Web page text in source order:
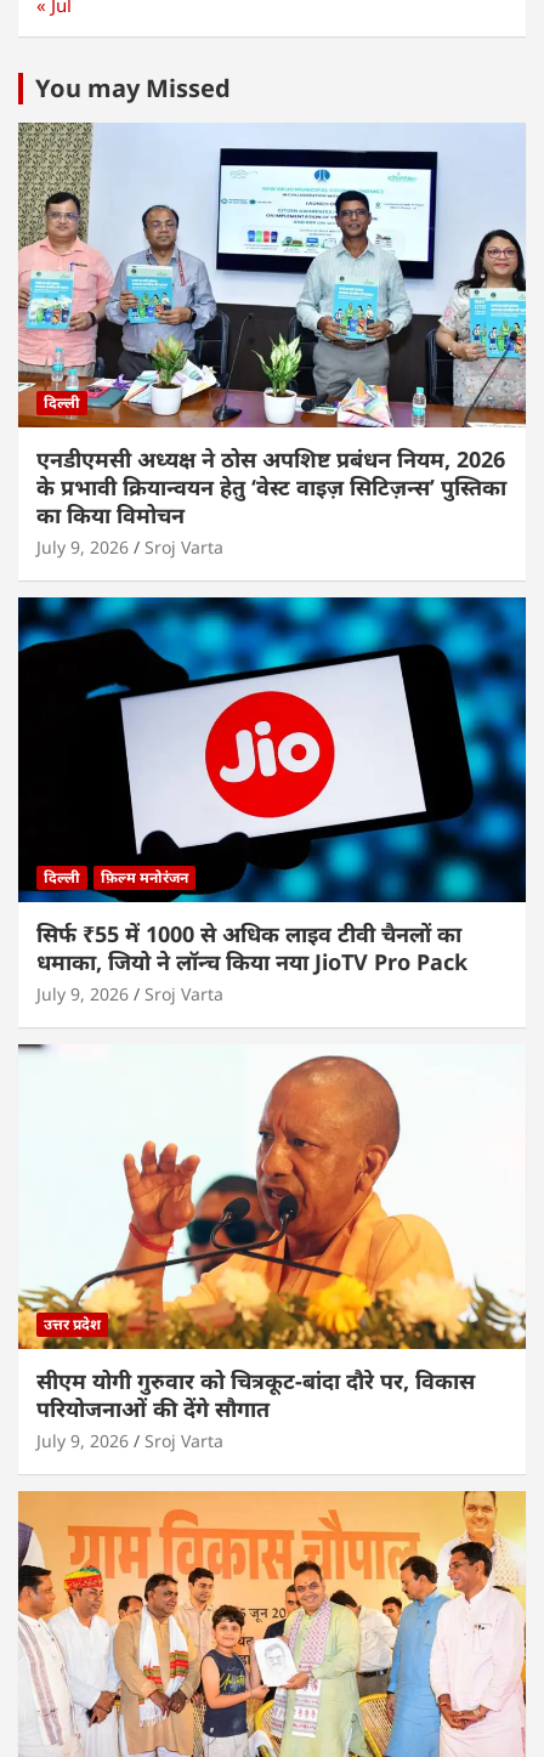
« Jul
You may Missed
दिल्ली
एनडीएमसी अध्यक्ष ने ठोस अपशिष्ट प्रबंधन नियम, 2026
के प्रभावी क्रियान्वयन हेतु ‘वेस्ट वाइज़ सिटिज़न्स’ पुस्तिका
का किया विमोचन
July 9, 2026 Sroj Varta
दिल्ली फ़िल्म मनोरंजन
सिर्फ ₹55 में 1000 से अधिक लाइव टीवी चैनलों का
धमाका, जियो ने लॉन्च किया नया JioTV Pro Pack
July 9, 2026 Sroj Varta
उत्तर प्रदेश
सीएम योगी गुरुवार को चित्रकूट-बांदा दौरे पर, विकास
परियोजनाओं की देंगे सौगात
July 9, 2026 Sroj Varta